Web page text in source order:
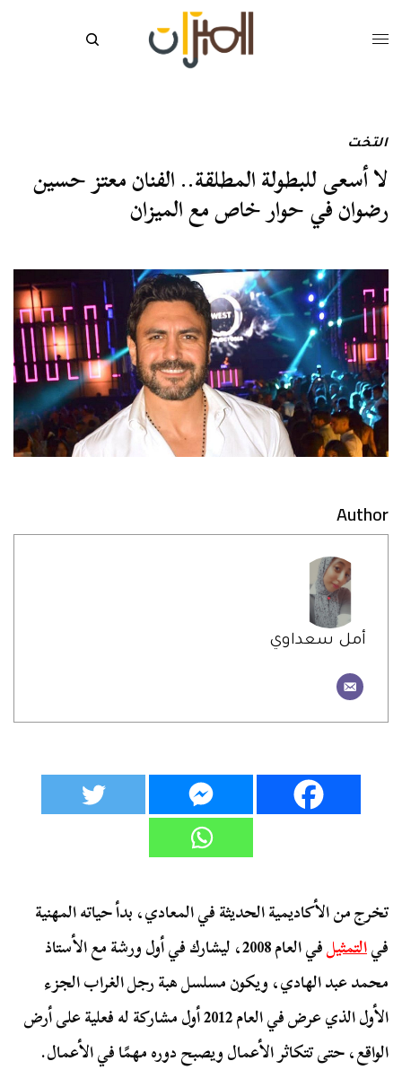
التخت
لا أسعى للبطولة المطلقة.. الفنان معتز حسين
رضوان في حوار خاص مع الميزان
Author
أمل سعداوي
تخرج من الأكاديمية الحديثة في المعادي، بدأ حياته المهنية
فيالتمثيل
في العام 2008، ليشارك في أول ورشة مع الأستاذ
محمد عبد الهادي، ويكون مسلسل هبة رجل الغراب الجزء
الأول الذي عرض في العام 2012 أول مشاركة له فعلية على أرض
الواقع، حتى تتكاثر الأعمال ويصبح دوره مهمًا في الأعمال.